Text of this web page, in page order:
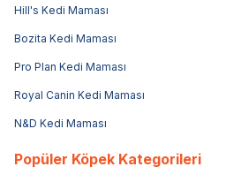
Hill's Kedi Maması
Bozita Kedi Maması
Pro Plan Kedi Maması
Royal Canin Kedi Maması
N&D Kedi Maması
Popüler Köpek Kategorileri